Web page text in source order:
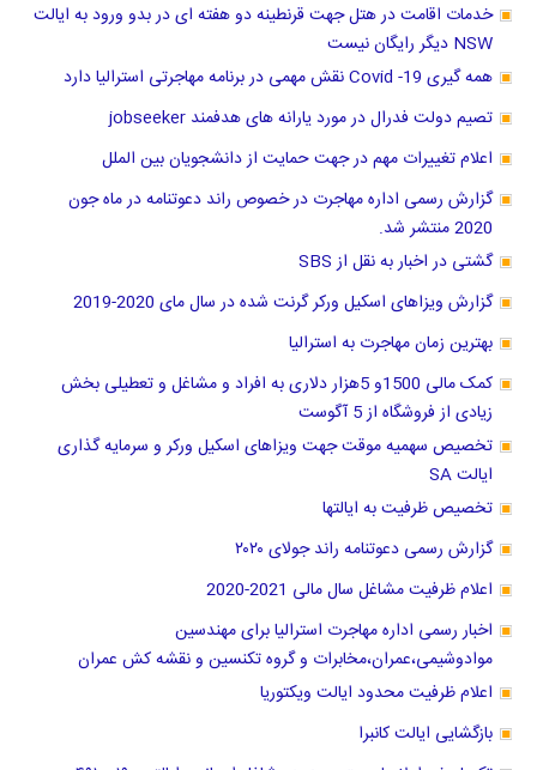
خدمات اقامت در هتل جهت قرنطینه دو هفته ای در بدو ورود به ایالت
NSW دیگر رایگان نیست
همه گیری Covid -19 نقش مهمی در برنامه مهاجرتی استرالیا دارد
تصیم دولت فدرال در مورد یارانه های هدفمند jobseeker
اعلام تغییرات مهم در جهت حمایت از دانشجویان بین الملل
گزارش رسمی اداره مهاجرت در خصوص راند دعوتنامه در ماه جون
2020 منتشر شد.
گشتی در اخبار به نقل از SBS
گزارش ویزاهای اسکیل ورکر گرنت شده در سال مای 2020-2019
بهترین زمان مهاجرت به استرالیا
کمک مالی 1500و 5هزار دلاری به افراد و مشاغل و تعطیلی بخش
زیادی از فروشگاه از 5 آگوست
تخصیص سهمیه موقت جهت ویزاهای اسکیل ورکر و سرمایه گذاری
ایالت SA
تخصیص ظرفیت به ایالتها
گزارش رسمی دعوتنامه راند جولای ۲۰۲۰
اعلام ظرفیت مشاغل سال مالی 2021-2020
اخبار رسمی اداره مهاجرت استرالیا برای مهندسین
موادوشیمی،عمران،مخابرات و گروه تکنسین و نقشه کش عمران
اعلام ظرفیت محدود ایالت ویکتوریا
بازگشایی ایالت کانبرا